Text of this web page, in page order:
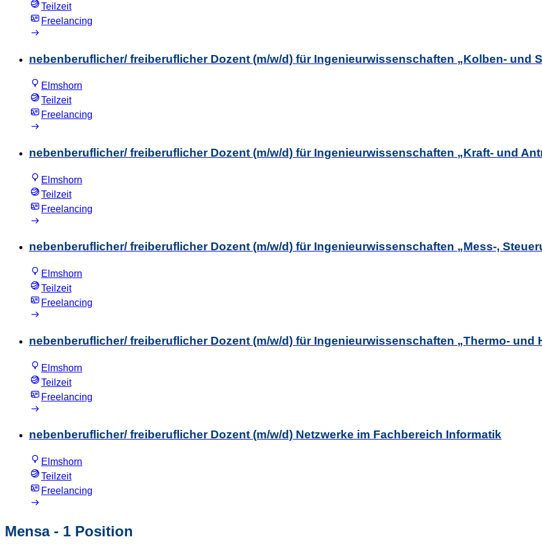
Teilzeit
Freelancing
nebenberuflicher/ freiberuflicher Dozent (m/w/d) für Ingenieurwissenschaften „Kolben- und
Elmshorn
Teilzeit
Freelancing
nebenberuflicher/ freiberuflicher Dozent (m/w/d) für Ingenieurwissenschaften „Kraft- und
Elmshorn
Teilzeit
Freelancing
nebenberuflicher/ freiberuflicher Dozent (m/w/d) für Ingenieurwissenschaften „Mess-,
Elmshorn
Teilzeit
Freelancing
nebenberuflicher/ freiberuflicher Dozent (m/w/d) für Ingenieurwissenschaften „Thermo- und
Elmshorn
Teilzeit
Freelancing
nebenberuflicher/ freiberuflicher Dozent (m/w/d) Netzwerke im Fachbereich Informatik
Elmshorn
Teilzeit
Freelancing
Mensa- 1 Position